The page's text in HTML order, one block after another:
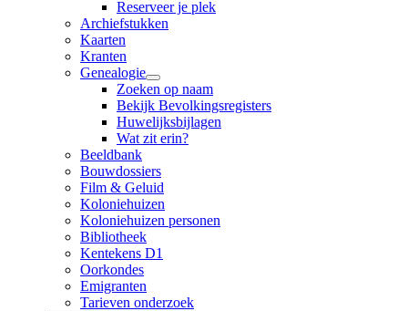
Reserveer je plek
Archiefstukken
Kaarten
Kranten
Genealogie
Zoeken op naam
Bekijk Bevolkingsregisters
Huwelijksbijlagen
Wat zit erin?
Beeldbank
Bouwdossiers
Film & Geluid
Koloniehuizen
Koloniehuizen personen
Bibliotheek
Kentekens D1
Oorkondes
Emigranten
Tarieven onderzoek